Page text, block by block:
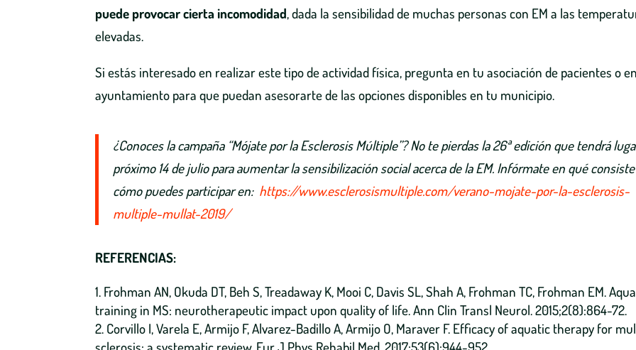
puede provocar cierta incomodidad, dada la sensibilidad de muchas personas con EM a las
elevadas.
Si estás interesado en realizar este tipo de actividad física, pregunta en tu asociación de pacientes o
ayuntamiento para que puedan asesorarte de las opciones disponibles en tu municipio.
¿Conoces la campaña “Mójate por la Esclerosis Múltiple”? No te pierdas la 26ª edición que tendrá
próximo 14 de julio para aumentar la sensibilización social acerca de la EM. Infórmate en qué
cómo puedes participar en: https://www.esclerosismultiple.com/verano-mojate-por-la-esclerosis-
multiple-mullat-2019/
REFERENCIAS:
Frohman AN, Okuda DT, Beh S, Treadaway K, Mooi C, Davis SL, Shah A, Frohman TC, Frohman EM.
training in MS: neurotherapeutic impact upon quality of life. Ann Clin Transl Neurol. 2015;2(8):864-72.
Corvillo I, Varela E, Armijo F, Alvarez-Badillo A, Armijo O, Maraver F. Efficacy of aquatic therapy for